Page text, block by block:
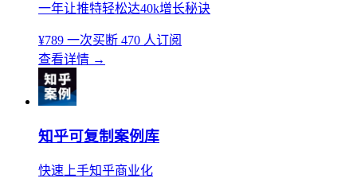
一年让推特轻松达40k增长秘诀
¥789 一次买断 470 人订阅
查看详情 →
知乎可复制案例库
快速上手知乎商业化